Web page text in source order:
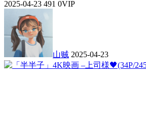
2025-04-23 491 0VIP
山贼 2025-04-23